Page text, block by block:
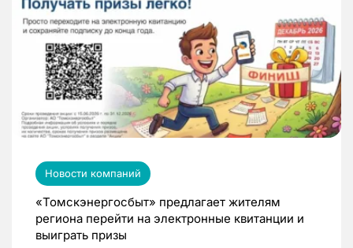
Новости компаний
«Томскэнергосбыт» предлагает жителям
региона перейти на электронные квитанции и
выиграть призы